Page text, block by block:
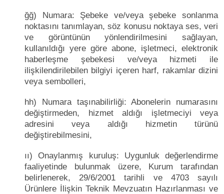
ğğ) Numara: Şebeke ve/veya şebeke sonlanma
noktasını tanımlayan, söz konusu noktaya ses, veri
ve görüntünün yönlendirilmesini sağlayan,
kullanıldığı yere göre abone, işletmeci, elektronik
haberleşme şebekesi ve/veya hizmeti ile
ilişkilendirilebilen bilgiyi içeren harf, rakamlar dizini
veya sembolleri,
hh) Numara taşınabilirliği: Abonelerin numarasını
değiştirmeden, hizmet aldığı işletmeciyi veya
adresini veya aldığı hizmetin türünü
değiştirebilmesini,
ıı) Onaylanmış kuruluş: Uygunluk değerlendirme
faaliyetinde bulunmak üzere, Kurum tarafından
belirlenerek, 29/6/2001 tarihli ve 4703 sayılı
Ürünlere İlişkin Teknik Mevzuatın Hazırlanması ve